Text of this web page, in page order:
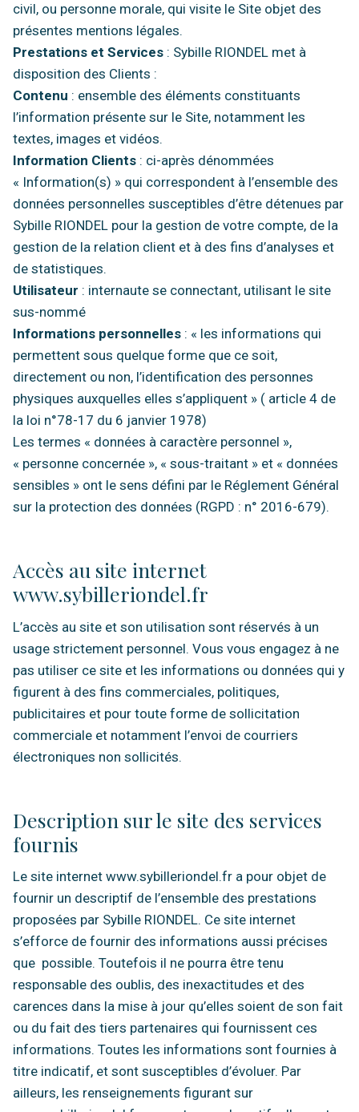
civil, ou personne morale, qui visite le Site objet des
présentes mentions légales.
Prestations et Services : Sybille RIONDEL met à
disposition des Clients :
Contenu : ensemble des éléments constituants
l’information présente sur le Site, notamment les
textes, images et vidéos.
Information Clients : ci-après dénommées
« Information(s) » qui correspondent à l’ensemble des
données personnelles susceptibles d’être détenues par
Sybille RIONDEL pour la gestion de votre compte, de la
gestion de la relation client et à des fins d’analyses et
de statistiques.
Utilisateur : internaute se connectant, utilisant le site
sus-nommé
Informations personnelles : « les informations qui
permettent sous quelque forme que ce soit,
directement ou non, l’identification des personnes
physiques auxquelles elles s’appliquent » ( article 4 de
la loi n°78-17 du 6 janvier 1978)
Les termes « données à caractère personnel »,
« personne concernée », « sous-traitant » et « données
sensibles » ont le sens défini par le Réglement Général
sur la protection des données (RGPD : n° 2016-679).
Accès au site internet
www.sybilleriondel.fr
L’accès au site et son utilisation sont réservés à un
usage strictement personnel. Vous vous engagez à ne
pas utiliser ce site et les informations ou données qui y
figurent à des fins commerciales, politiques,
publicitaires et pour toute forme de sollicitation
commerciale et notamment l’envoi de courriers
électroniques non sollicités.
Description sur le site des services
fournis
Le site internet www.sybilleriondel.fr a pour objet de
fournir un descriptif de l’ensemble des prestations
proposées par Sybille RIONDEL. Ce site internet
s’efforce de fournir des informations aussi précises
que possible. Toutefois il ne pourra être tenu
responsable des oublis, des inexactitudes et des
carences dans la mise à jour qu’elles soient de son fait
ou du fait des tiers partenaires qui fournissent ces
informations. Toutes les informations sont fournies à
titre indicatif, et sont susceptibles d’évoluer. Par
ailleurs, les renseignements figurant sur